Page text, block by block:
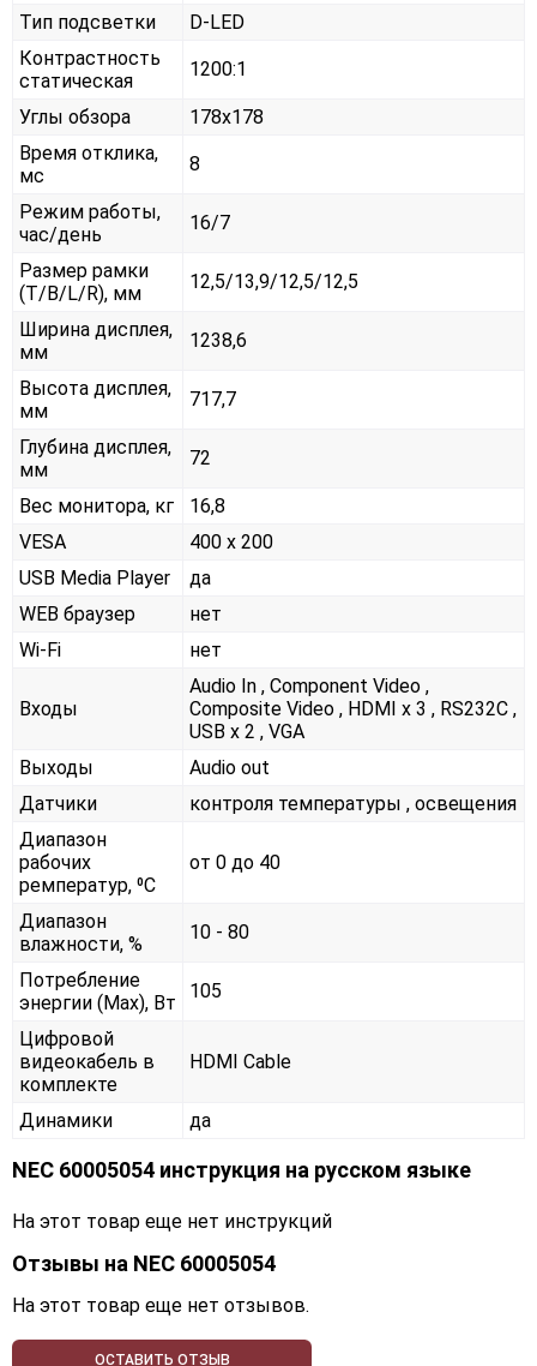
Тип подсветки
D-LED
Контрастность
статическая
1200:1
Углы обзора
178x178
Время отклика,
мс
8
Режим работы,
час/день
16/7
Размер рамки
(T/B/L/R), мм
12,5/13,9/12,5/12,5
Ширина дисплея,
мм
1238,6
Высота дисплея,
мм
717,7
Глубина дисплея,
мм
72
Вес монитора, кг
16,8
VESA
400 x 200
USB Media Player
да
WEB браузер
нет
Wi-Fi
нет
Входы
Audio In , Component Video ,
Composite Video , HDMI x 3 , RS232С ,
USB x 2 , VGA
Выходы
Audio out
Датчики
контроля температуры , освещения
Диапазон
рабочих
ремператур, ⁰С
от 0 до 40
Диапазон
влажности, %
10 - 80
Потребление
энергии (Max), Вт
105
Цифровой
видеокабель в
комплекте
HDMI Cable
Динамики да
NEC 60005054 инструкция на русском языке
На этот товар еще нет инструкций
Отзывы на NEC 60005054
На этот товар еще нет отзывов.
ОСТАВИТЬ ОТЗЫВ